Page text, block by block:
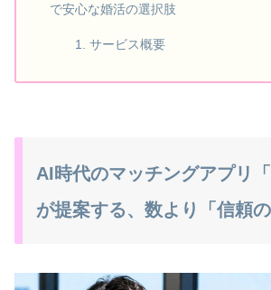
で安心な婚活の選択肢
サービス概要
AI時代のマッチングアプリ「
が提案する、数より「信頼の